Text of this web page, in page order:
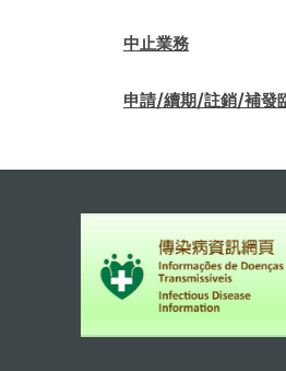
中止業務
申請/續期/註銷/補發